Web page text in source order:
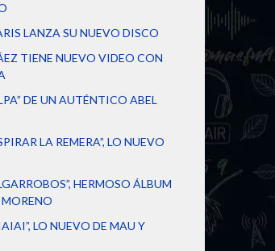
LANZA SU NUEVO DISCO
TIENE NUEVO VIDEO CON
DE UN AUTÉNTICO ABEL
LA REMERA”, LO NUEVO
HERMOSO ÁLBUM
LO NUEVO DE MAU Y